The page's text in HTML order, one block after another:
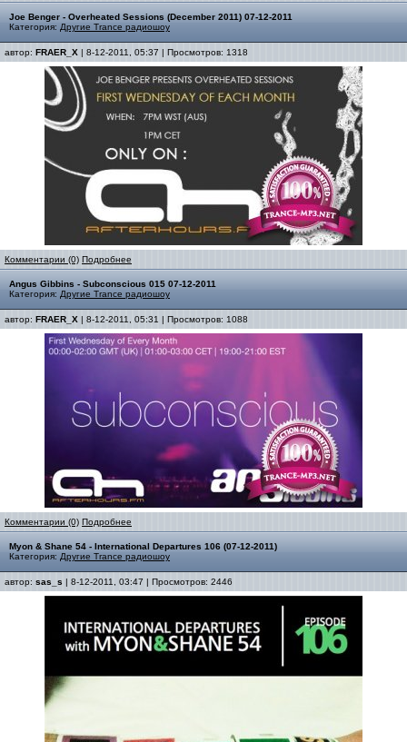
Joe Benger - Overheated Sessions (December 2011) 07-12-2011
Категория: Другие Trance радиошоу
автор: FRAER_X | 8-12-2011, 05:37 | Просмотров: 1318
Комментарии (0) Подробнее
Angus Gibbins - Subconscious 015 07-12-2011
Категория: Другие Trance радиошоу
автор: FRAER_X | 8-12-2011, 05:31 | Просмотров: 1088
Комментарии (0) Подробнее
Myon & Shane 54 - International Departures 106 (07-12-2011)
Категория: Другие Trance радиошоу
автор: sas_s | 8-12-2011, 03:47 | Просмотров: 2446